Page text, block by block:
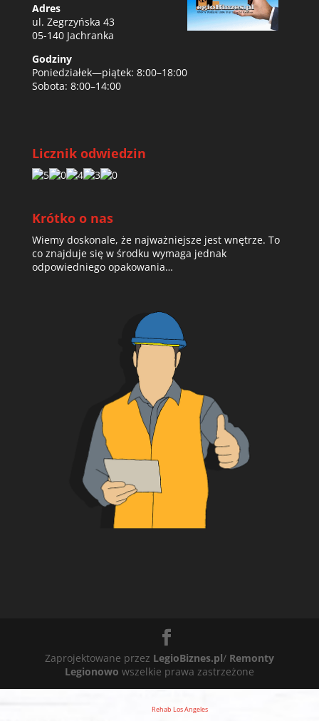
Adres
ul. Zegrzyńska 43
05-140 Jachranka
Godziny
Poniedziałek—piątek: 8:00–18:00
Sobota: 8:00–14:00
Licznik odwiedzin
Krótko o nas
Wiemy doskonale, że najważniejsze jest wnętrze. To
co znajduje się w środku wymaga jednak
odpowiedniego opakowania…
Zaprojektowane przez LegioBiznes.pl/ Remonty
Legionowo wszelkie prawa zastrzeżone
Rehab Los Angeles